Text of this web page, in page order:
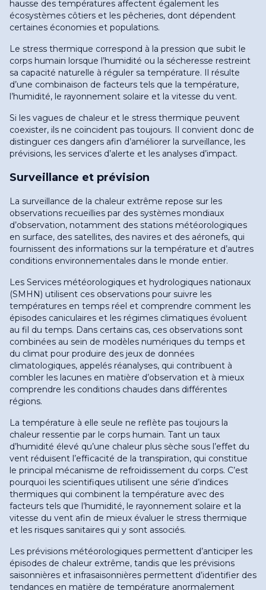
hausse des températures affectent également les
écosystèmes côtiers et les pêcheries, dont dépendent
certaines économies et populations.
Le stress thermique correspond à la pression que subit le
corps humain lorsque l’humidité ou la sécheresse restreint
sa capacité naturelle à réguler sa température. Il résulte
d’une combinaison de facteurs tels que la température,
l’humidité, le rayonnement solaire et la vitesse du vent.
Si les vagues de chaleur et le stress thermique peuvent
coexister, ils ne coïncident pas toujours. Il convient donc de
distinguer ces dangers afin d’améliorer la surveillance, les
prévisions, les services d’alerte et les analyses d’impact.
Surveillance et prévision
La surveillance de la chaleur extrême repose sur les
observations recueillies par des systèmes mondiaux
d’observation, notamment des stations météorologiques
en surface, des satellites, des navires et des aéronefs, qui
fournissent des informations sur la température et d’autres
conditions environnementales dans le monde entier.
Les Services météorologiques et hydrologiques nationaux
(SMHN) utilisent ces observations pour suivre les
températures en temps réel et comprendre comment les
épisodes caniculaires et les régimes climatiques évoluent
au fil du temps. Dans certains cas, ces observations sont
combinées au sein de modèles numériques du temps et
du climat pour produire des jeux de données
climatologiques, appelés réanalyses, qui contribuent à
combler les lacunes en matière d’observation et à mieux
comprendre les conditions chaudes dans différentes
régions.
La température à elle seule ne reflète pas toujours la
chaleur ressentie par le corps humain. Tant un taux
d’humidité élevé qu’une chaleur plus sèche sous l’effet du
vent réduisent l’efficacité de la transpiration, qui constitue
le principal mécanisme de refroidissement du corps. C’est
pourquoi les scientifiques utilisent une série d’indices
thermiques qui combinent la température avec des
facteurs tels que l’humidité, le rayonnement solaire et la
vitesse du vent afin de mieux évaluer le stress thermique
et les risques sanitaires qui y sont associés.
Les prévisions météorologiques permettent d’anticiper les
épisodes de chaleur extrême, tandis que les prévisions
saisonnières et infrasaisonnières permettent d’identifier des
tendances en matière de température anormalement